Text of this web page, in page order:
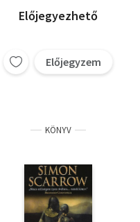
Előjegyezhető
Előjegyzem
KÖNYV